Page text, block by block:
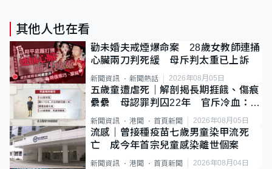
其他人也在看
勸未婚夫戒煙爆命案 28歲女教師連捅
心臟兩刀判死緩 母斥判太重已上訴
新聞資訊 新聞熱話 2026年08月05日
五歲童遭虐死｜解剖揭長期捱餓、傷痕
纍纍 母認罪判囚22年 官斥冷血：同
類案最惡劣
新聞資訊 港聞 首頁新聞 2026年08月05日
流感｜曾接種疫苗七歲男童染甲流死
亡 成今年首宗兒童感染離世個案
新聞資訊 港聞 首頁新聞 2026年08月04日